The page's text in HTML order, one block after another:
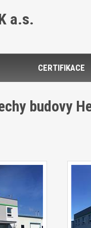
a.s.
CERTIFIKACE
budovy